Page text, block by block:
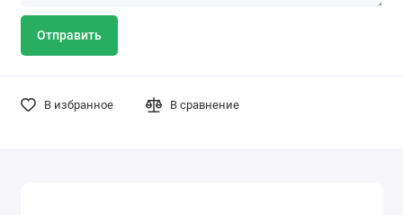
Отправить
В избранное В сравнение